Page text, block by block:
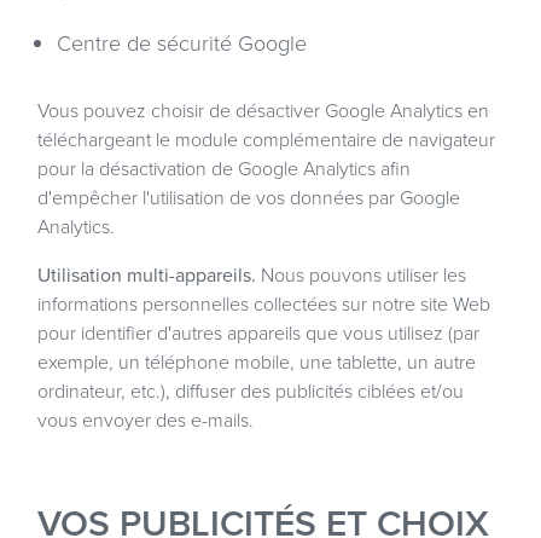
Centre de sécurité Google
Vous pouvez choisir de désactiver Google Analytics en
téléchargeant le module complémentaire de navigateur
pour la désactivation de Google Analytics afin
d'empêcher l'utilisation de vos données par Google
Analytics.
Utilisation multi-appareils. Nous pouvons utiliser les
informations personnelles collectées sur notre site Web
pour identifier d'autres appareils que vous utilisez (par
exemple, un téléphone mobile, une tablette, un autre
ordinateur, etc.), diffuser des publicités ciblées et/ou
vous envoyer des e-mails.
VOS PUBLICITÉS ET CHOIX